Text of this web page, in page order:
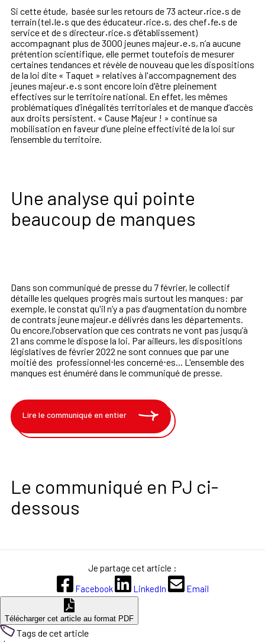
Si cette étude, basée sur les retours de 73 acteur·rice·s de
terrain (tel·le·s que des éducateur·rice·s, des chef·fe·s de
service et de s directeur·rice·s d’établissement)
accompagnant plus de 3000 jeunes majeur·e·s, n’a aucune
prétention scientifique, elle permet toutefois de mesurer
certaines tendances et révèle de nouveau que les dispositions
de la loi dite « Taquet » relatives à l'accompagnement des
jeunes majeur·e·s sont encore loin d'être pleinement
effectives sur le territoire national. En effet, les mêmes
problématiques d’inégalités territoriales et de manque d’accès
aux droits persistent. « Cause Majeur ! » continue sa
mobilisation en faveur d’une pleine effectivité de la loi sur
l’ensemble du territoire.
Une analyse qui pointe
beaucoup de manques
Dans son communiqué de presse du 7 février, le collectif
détaille les quelques progrès mais surtout les manques: par
exemple, le constat qu'il n’y a pas d’augmentation du nombre
de contrats jeune majeur·e délivrés dans les départements.
Ou encore,l'observation que ces contrats ne vont pas jusqu’à
21 ans comme le dispose la loi. Par ailleurs, les dispositions
législatives de février 2022 ne sont connues que par une
moitié des professionnel⋅les concerné⋅es... L'ensemble des
manques est énuméré dans le communiqué de presse.
Lire le communiqué en entier
Le communiqué en PJ ci-
dessous
Je partage cet article :
Facebook
LinkedIn Email
Télécharger cet article au format PDF
Tags de cet article